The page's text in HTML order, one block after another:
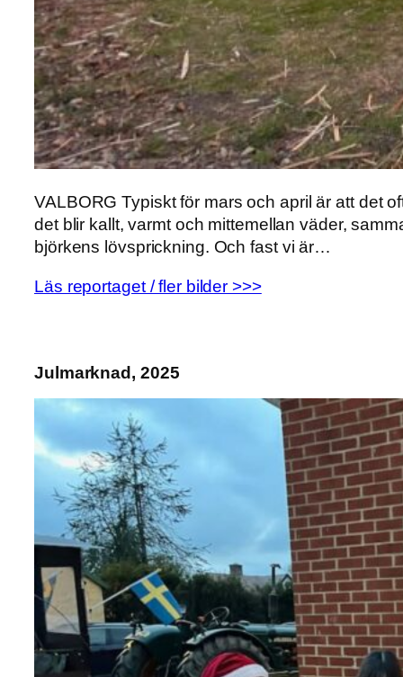
VALBORG Typiskt för mars och april är att det
det blir kallt, varmt och mittemellan väder,
björkens lövsprickning. Och fast vi är…
Läs reportaget / fler bilder >>>
Julmarknad, 2025